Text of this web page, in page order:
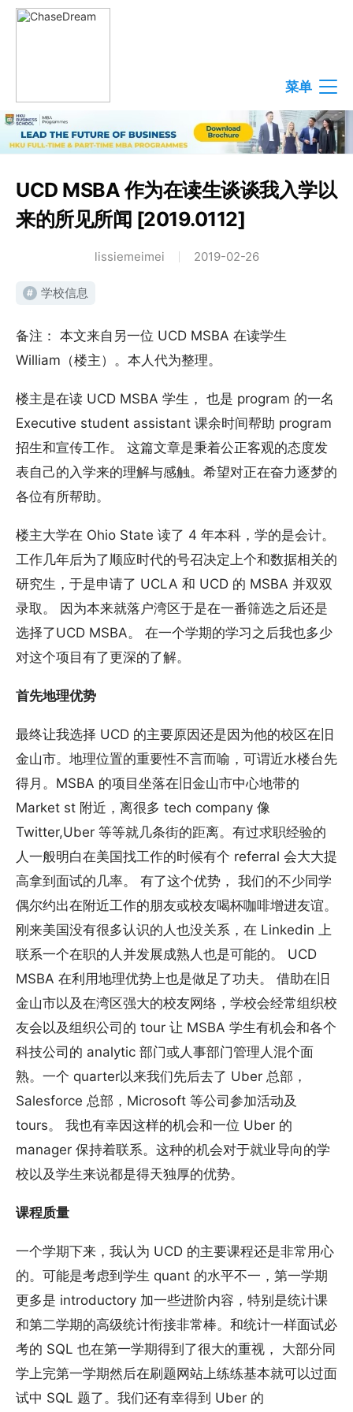
菜单
UCD MSBA 作为在读生谈谈我入学以
来的所见所闻 [2019.0112]
lissiemeimei 2019-02-26
# 学校信息
备注： 本文来自另一位 UCD MSBA 在读学生
William（楼主）。本人代为整理。
楼主是在读 UCD MSBA 学生， 也是 program 的一名
Executive student assistant 课余时间帮助 program
招生和宣传工作。 这篇文章是秉着公正客观的态度发
表自己的入学来的理解与感触。希望对正在奋力逐梦的
各位有所帮助。
楼主大学在 Ohio State 读了 4 年本科，学的是会计。
工作几年后为了顺应时代的号召决定上个和数据相关的
研究生，于是申请了 UCLA 和 UCD 的 MSBA 并双双
录取。 因为本来就落户湾区于是在一番筛选之后还是
选择了UCD MSBA。 在一个学期的学习之后我也多少
对这个项目有了更深的了解。
首先地理优势
最终让我选择 UCD 的主要原因还是因为他的校区在旧
金山市。地理位置的重要性不言而喻，可谓近水楼台先
得月。MSBA 的项目坐落在旧金山市中心地带的
Market st 附近，离很多 tech company 像
Twitter,Uber 等等就几条街的距离。有过求职经验的
人一般明白在美国找工作的时候有个 referral 会大大提
高拿到面试的几率。 有了这个优势， 我们的不少同学
偶尔约出在附近工作的朋友或校友喝杯咖啡增进友谊。
刚来美国没有很多认识的人也没关系，在 Linkedin 上
联系一个在职的人并发展成熟人也是可能的。 UCD
MSBA 在利用地理优势上也是做足了功夫。 借助在旧
金山市以及在湾区强大的校友网络，学校会经常组织校
友会以及组织公司的 tour 让 MSBA 学生有机会和各个
科技公司的 analytic 部门或人事部门管理人混个面
熟。一个 quarter以来我们先后去了 Uber 总部，
Salesforce 总部，Microsoft 等公司参加活动及
tours。 我也有幸因这样的机会和一位 Uber 的
manager 保持着联系。这种的机会对于就业导向的学
校以及学生来说都是得天独厚的优势。
课程质量
一个学期下来，我认为 UCD 的主要课程还是非常用心
的。可能是考虑到学生 quant 的水平不一，第一学期
更多是 introductory 加一些进阶内容，特别是统计课
和第二学期的高级统计衔接非常棒。和统计一样面试必
考的 SQL 也在第一学期得到了很大的重视， 大部分同
学上完第一学期然后在刷题网站上练练基本就可以过面
试中 SQL 题了。我们还有幸得到 Uber 的